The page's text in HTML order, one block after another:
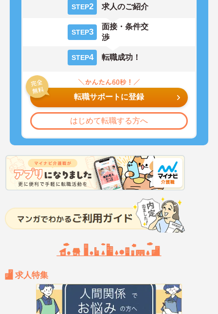
STEP2 求人のご紹介
STEP3
面接・条件交
渉
STEP4 転職成功！
転職サポートに登録
はじめて転職する方へ
求人特集